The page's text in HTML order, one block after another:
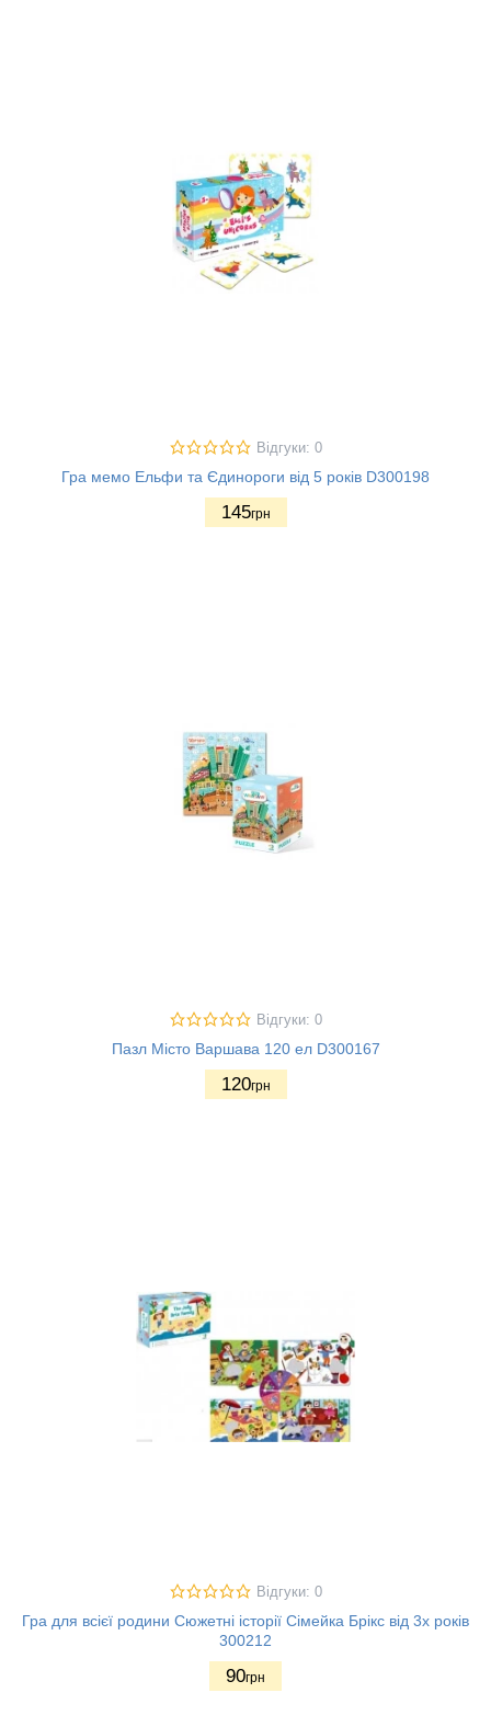
Відгуки: 0
Гра мемо Ельфи та Єдинороги від 5 років D300198
145грн
Відгуки: 0
Пазл Місто Варшава 120 ел D300167
120грн
Відгуки: 0
Гра для всієї родини Сюжетні історії Сімейка Брікс від 3х років
300212
90грн